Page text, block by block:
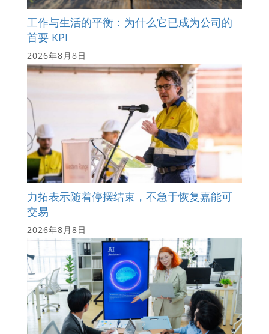
工作与生活的平衡：为什么它已成为公司的
首要 KPI
2026年8月8日
力拓表示随着停摆结束，不急于恢复嘉能可
交易
2026年8月8日